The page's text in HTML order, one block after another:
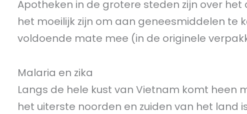
Apotheken in de grotere steden zijn over
het moeilijk zijn om aan geneesmiddelen te
voldoende mate mee (in de originele
Malaria en zika
Langs de hele kust van Vietnam komt heen
het uiterste noorden en zuiden van het land